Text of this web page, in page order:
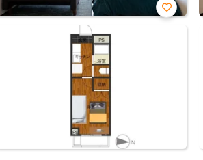
お気